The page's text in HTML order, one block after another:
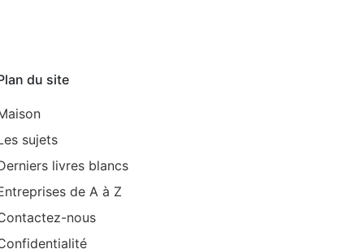
du site
sujets
livres blancs
de A à Z
nous